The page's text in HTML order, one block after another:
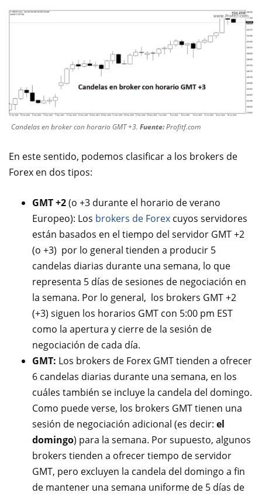
Candelas en broker con horario GMT +3. Fuente:Profitf.com
En este sentido, podemos clasificar a los brokers de
Forex en dos tipos:
GMT +2(o +3 durante el horario de verano
Europeo): Los brokers de Forex cuyos servidores
están basados en el tiempo del servidor GMT +2
(o +3) por lo general tienden a producir 5
candelas diarias durante una semana, lo que
representa 5 días de sesiones de negociación en
la semana. Por lo general, los brokers GMT +2
(+3) siguen los horarios GMT con 5:00 pm EST
como la apertura y cierre de la sesión de
negociación de cada día.
GMT: Los brokers de Forex GMT tienden a ofrecer
6 candelas diarias durante una semana, en los
cuáles también se incluye la candela del domingo.
Como puede verse, los brokers GMT tienen una
sesión de negociación adicional (es decir: el
domingo) para la semana. Por supuesto, algunos
brokers tienden a ofrecer tiempo de servidor
GMT, pero excluyen la candela del domingo a fin
de mantener una semana uniforme de 5 días de